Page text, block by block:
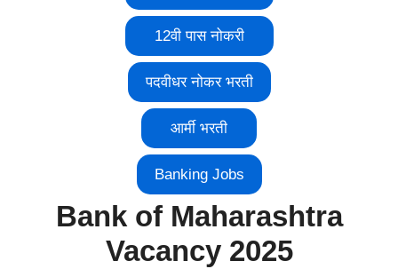
12वी पास नोकरी
पदवीधर नोकर भरती
आर्मी भरती
Banking Jobs
Bank of Maharashtra
Vacancy 2025